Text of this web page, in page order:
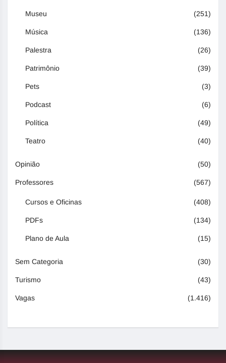
Museu (251)
Música (136)
Palestra (26)
Patrimônio (39)
Pets (3)
Podcast (6)
Política (49)
Teatro (40)
Opinião (50)
Professores (567)
Cursos e Oficinas (408)
PDFs (134)
Plano de Aula (15)
Sem Categoria (30)
Turismo (43)
Vagas (1.416)